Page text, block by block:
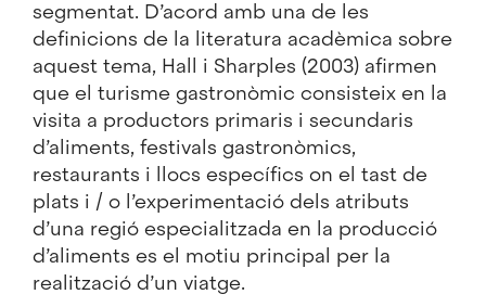
segmentat. D’acord amb una de les
definicions de la literatura acadèmica sobre
aquest tema, Hall i Sharples (2003) afirmen
que el turisme gastronòmic consisteix en la
visita a productors primaris i secundaris
d’aliments, festivals gastronòmics,
restaurants i llocs específics on el tast de
plats i / o l’experimentació dels atributs
d’una regió especialitzada en la producció
d’aliments es el motiu principal per la
realització d’un viatge.